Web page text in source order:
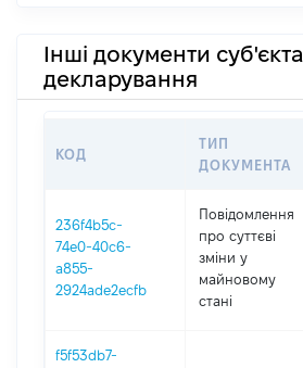
Інші документи суб'єкта
декларування
КОД
ТИП
ДОКУМЕНТА
236f4b5c-
74e0-40c6-
a855-
2924ade2ecfb
Повідомлення
про суттєві
зміни y
майновому
стані
f5f53db7-